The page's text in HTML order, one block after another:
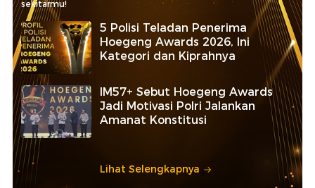
sekitarmu!
5 Polisi Teladan Penerima
Hoegeng Awards 2026, Ini
Kategori dan Kiprahnya
IM57+ Sebut Hoegeng Awards
Jadi Motivasi Polri Jalankan
Amanat Konstitusi
Lihat Selengkapnya